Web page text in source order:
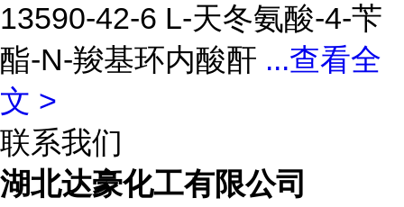
13590-42-6 L-天冬氨酸-4-苄
酯-N-羧基环内酸酐 ...查看全
文 >
联系我们
湖北达豪化工有限公司